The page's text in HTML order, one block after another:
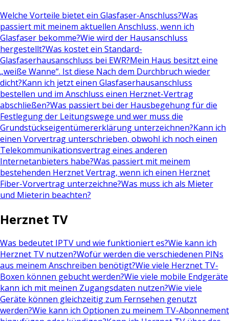
Welche Vorteile bietet ein Glasfaser-Anschluss?Was
passiert mit meinem aktuellen Anschluss, wenn ich
Glasfaser bekomme?Wie wird der Hausanschluss
hergestellt?Was kostet ein Standard-
Glasfaserhausanschluss bei EWR?Mein Haus besitzt eine
„weiße Wanne“. Ist diese Nach dem Durchbruch wieder
dicht?Kann ich jetzt einen Glasfaserhausanschluss
bestellen und im Anschluss einen Herznet-Vertrag
abschließen?Was passiert bei der Hausbegehung für die
Festlegung der Leitungswege und wer muss die
Grundstückseigentümererklärung unterzeichnen?Kann ich
einen Vorvertrag unterschrieben, obwohl ich noch einen
Telekommunikationsvertrag eines anderen
Internetanbieters habe?Was passiert mit meinem
bestehenden Herznet Vertrag, wenn ich einen Herznet
Fiber-Vorvertrag unterzeichne?Was muss ich als Mieter
und Mieterin beachten?
Herznet TV
Was bedeutet IPTV und wie funktioniert es?Wie kann ich
Herznet TV nutzen?Wofür werden die verschiedenen PINs
aus meinem Anschreiben benötigt?Wie viele Herznet TV-
Boxen können gebucht werden?Wie viele mobile Endgeräte
kann ich mit meinen Zugangsdaten nutzen?Wie viele
Geräte können gleichzeitig zum Fernsehen genutzt
werden?Wie kann ich Optionen zu meinem TV-Abonnement